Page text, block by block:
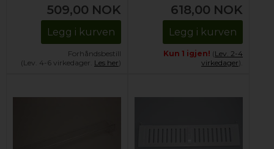
509,00 NOK
Legg i kurven
Forhåndsbestill
(Lev. 4-6 virkedager. Les her)
618,00 NOK
Legg i kurven
Kun 1 igjen! (Lev. 2-4
virkedager).